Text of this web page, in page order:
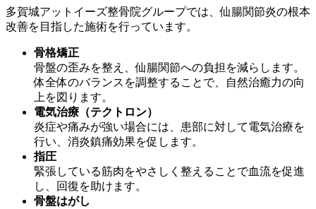
多賀城アットイーズ整骨院グループでは、仙腸関節炎の根本
改善を目指した施術を行っています。
骨格矯正
骨盤の歪みを整え、仙腸関節への負担を減らします。
体全体のバランスを調整することで、自然治癒力の向
上を図ります。
電気治療（テクトロン）
炎症や痛みが強い場合には、患部に対して電気治療を
行い、消炎鎮痛効果を促します。
指圧
緊張している筋肉をやさしく整えることで血流を促進
し、回復を助けます。
骨盤はがし